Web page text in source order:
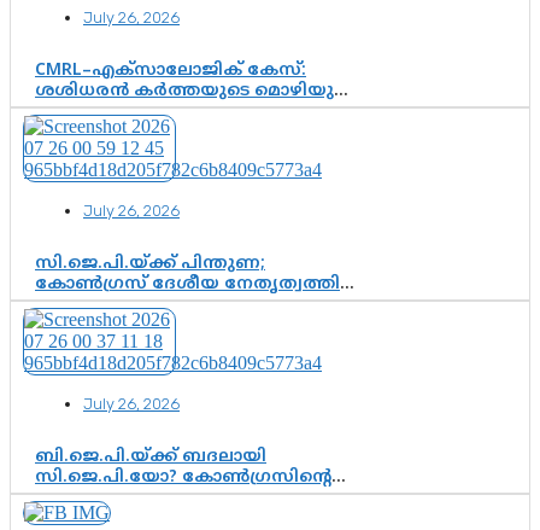
July 26, 2026
CMRL–എക്‌സാലോജിക് കേസ്:
ശശിധരൻ കർത്തയുടെ മൊഴിയുടെ
അടിസ്ഥാനത്തിൽ പിണറായി
വിജയനെ ചോദ്യം ചെയ്യുന്നതിൽ ഉടൻ
തീരുമാനം; വീണയ്‌ക്കെതിരെ
കൂടുതൽ തെളിവുകൾ പരിശോധിച്ച്
July 26, 2026
സി.ജെ.പി.യ്ക്ക് പിന്തുണ;
കോൺഗ്രസ് ദേശീയ നേതൃത്വത്തിൽ
ആശങ്കയോ? പാർട്ടിക്കുള്ളിൽ
ഭിന്നാഭിപ്രായമെന്ന വിലയിരുത്തൽ
July 26, 2026
ബി.ജെ.പി.യ്ക്ക് ബദലായി
സി.ജെ.പി.യോ? കോൺഗ്രസിന്റെ
രാഷ്ട്രീയ ഇടം കൈവശപ്പെടുത്താൻ
സിജെപി ഉയർന്നുകഴിഞ്ഞോ?